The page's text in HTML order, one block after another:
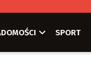
SPORT